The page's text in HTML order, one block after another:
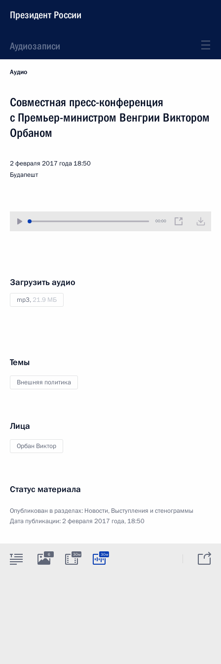
Президент России
Аудиозаписи
Аудио
Совместная пресс-конференция
с Премьер-министром Венгрии Виктором
Орбаном
2 февраля 2017 года 18:50
Будапешт
00:00
Загрузить аудио
mp3, 21.9 МБ
Темы
Внешняя политика
Лица
Орбан Виктор
Статус материала
Опубликован в разделах: Новости, Выступления и стенограммы
Дата публикации:2 февраля 2017 года, 18:50
6 30м 30м